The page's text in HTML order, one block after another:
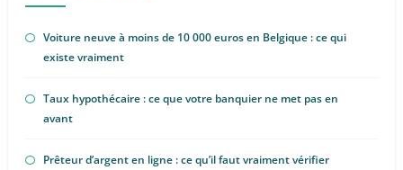
Voiture neuve à moins de 10 000 euros en Belgique : ce qui
existe vraiment
Taux hypothécaire : ce que votre banquier ne met pas en
avant
Prêteur d’argent en ligne : ce qu’il faut vraiment vérifier